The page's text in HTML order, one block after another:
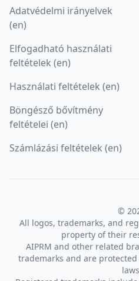
Adatvédelmi irányelvek
(en)
Elfogadható használati
feltételek (en)
Használati feltételek (en)
Böngésző bővítmény
feltételei (en)
Számlázási feltételek (en)
©
All logos, trademarks, and
property of their
AIPRM and other related
trademarks and are